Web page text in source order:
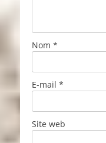
Nom *
E-mail *
Site web